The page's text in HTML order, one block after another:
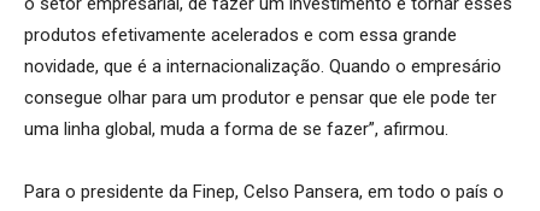
produtos efetivamente acelerados e com essa grande
novidade, que é a internacionalização. Quando o empresário
consegue olhar para um produtor e pensar que ele pode ter
uma linha global, muda a forma de se fazer”, afirmou.
Para o presidente da Finep, Celso Pansera, em todo o país o